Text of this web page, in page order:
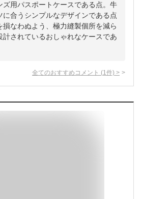
ズ用パスポートケースである点。牛
に合うシンプルなデザインである点
損なわぬよう、極力縫製個所を減ら
計されているおしゃれなケースであ
全てのおすすめコメント (1 件) >